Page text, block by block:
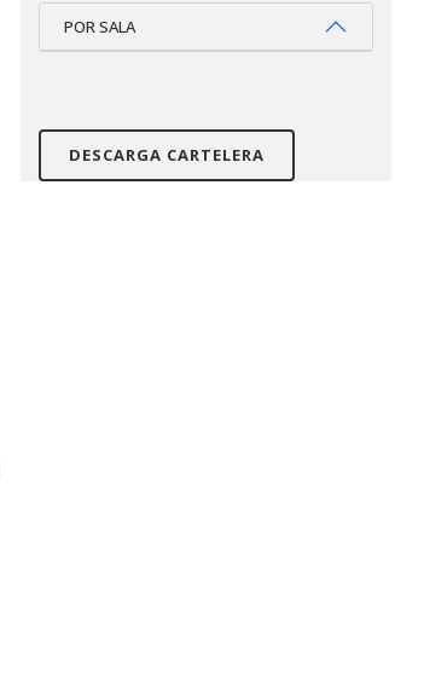
POR SALA
DESCARGA CARTELERA